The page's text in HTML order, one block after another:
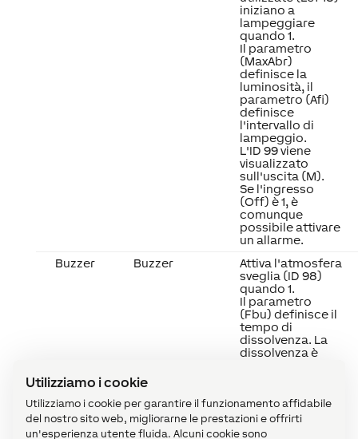
Utilizziamo i cookie
Utilizziamo i cookie per garantire il funzionamento affidabile
del nostro sito web, migliorarne le prestazioni e offrirti
un'esperienza utente fluida. Alcuni cookie sono
iniziano a
lampeggiare
quando 1.
Il parametro
(MaxAbr)
definisce la
luminosità, il
parametro (Afi)
definisce
l'intervallo di
lampeggio.
L'ID 99 viene
visualizzato
sull'uscita (M).
Se l'ingresso
(Off) è 1, è
comunque
possibile attivare
un allarme.
Buzzer
Buzzer
Attiva l'atmosfera
sveglia (ID 98)
quando 1.
Il parametro
(Fbu) definisce il
tempo di
dissolvenza. La
dissolvenza è
Se non è
configurata
nessuna